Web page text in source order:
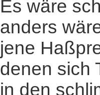
Es wäre
anders
jene
denen sich
in den